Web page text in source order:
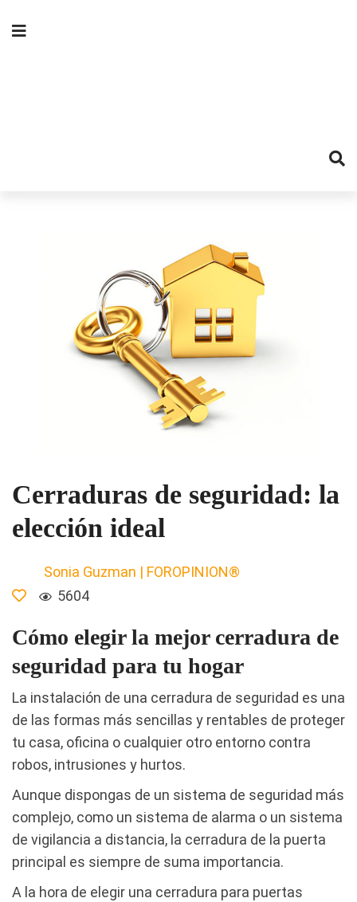
Cerraduras de seguridad: la
elección ideal
Sonia Guzman | FOROPINION®
5604
Cómo elegir la mejor cerradura de
seguridad para tu hogar
La instalación de una cerradura de seguridad es una
de las formas más sencillas y rentables de proteger
tu casa, oficina o cualquier otro entorno contra
robos, intrusiones y hurtos.
Aunque dispongas de un sistema de seguridad más
complejo, como un sistema de alarma o un sistema
de vigilancia a distancia, la cerradura de la puerta
principal es siempre de suma importancia.
A la hora de elegir una cerradura para puertas